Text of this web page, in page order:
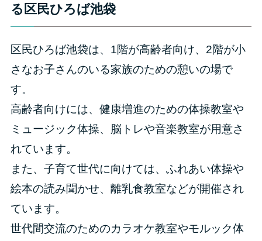
る区民ひろば池袋
区民ひろば池袋は、1階が高齢者向け、2階が小
さなお子さんのいる家族のための憩いの場で
す。
高齢者向けには、健康増進のための体操教室や
ミュージック体操、脳トレや音楽教室が用意さ
れています。
また、子育て世代に向けては、ふれあい体操や
絵本の読み聞かせ、離乳食教室などが開催され
ています。
世代間交流のためのカラオケ教室やモルック体